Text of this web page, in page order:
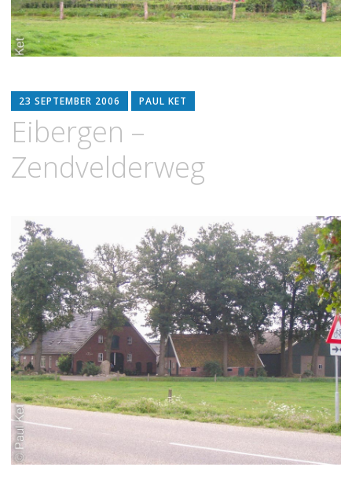
23 SEPTEMBER 2006 PAUL KET
Eibergen –
Zendvelderweg